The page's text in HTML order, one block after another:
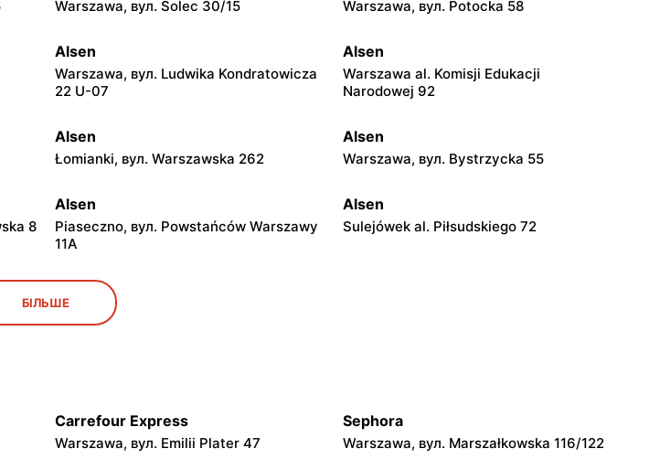
Warszawa, вул. Solec 30/15 Warszawa, вул. Potocka 58
Alsen
Warszawa, вул. Ludwika Kondratowicza
22 U-07
Alsen
Warszawa al. Komisji Edukacji
Narodowej 92
Alsen
Łomianki, вул. Warszawska 262
Alsen
Warszawa, вул. Bystrzycka 55
8
Alsen
Piaseczno, вул. Powstańców Warszawy
11A
Alsen
Sulejówek al. Piłsudskiego 72
Otwock, вул. Józefa Poniatowskiego 1
Piłsudskiego 33C
БІЛЬШЕ
Carrefour Express
Warszawa, вул. Emilii Plater 47
Sephora
Warszawa, вул. Marszałkowska 116/122